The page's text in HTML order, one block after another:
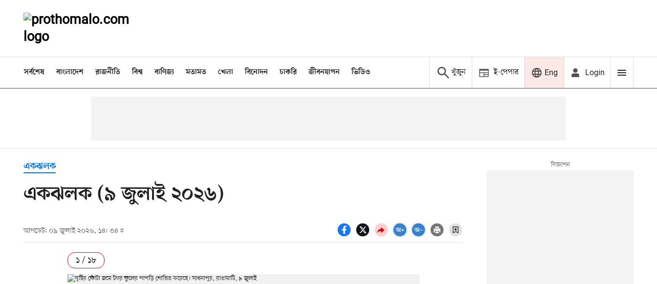
সর্বশেষ বাংলাদেশ রাজনীতি বিশ্ব বাণিজ্য মতামত খেলা বিনোদন চাকরি জীবনযাপন ভিডিও খুঁজুন ই-পেপার Eng Login
একঝলক
একঝলক (৯ জুলাই ২০২৬)
আপডেট: ০৯ জুলাই ২০২৬, ১৪: ৩৪
১ / ১৮